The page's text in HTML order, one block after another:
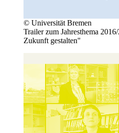
© Universität Bremen
Trailer zum Jahresthema
Zukunft gestalten"